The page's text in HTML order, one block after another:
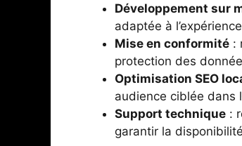
Développement sur
adaptée à
Mise en conformité :
protection des
Optimisation SEO
audience ciblée dans
Support technique :
garantir la